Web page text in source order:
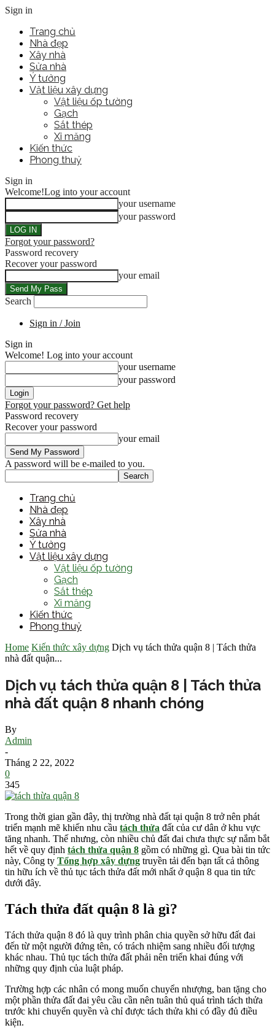
Sign in
Trang chủ
Nhà đẹp
Xây nhà
Sửa nhà
Ý tưởng
Vật liệu xây dựng
Vật liệu ốp tường
Gạch
Sắt thép
Xi măng
Kiến thức
Phong thuỷ
Sign in
Welcome!Log into your account
your username
your password
Forgot your password?
Password recovery
Recover your password
your email
Search
Sign in / Join
Sign in
Welcome! Log into your account
your username
your password
Forgot your password? Get help
Password recovery
Recover your password
your email
A password will be e-mailed to you.
Trang chủ
Nhà đẹp
Xây nhà
Sửa nhà
Ý tưởng
Vật liệu xây dựng
Vật liệu ốp tường
Gạch
Sắt thép
Xi măng
Kiến thức
Phong thuỷ
Home Kiến thức xây dựng Dịch vụ tách thửa quận 8 | Tách thửa
nhà đất quận...
Dịch vụ tách thửa quận 8 | Tách thửa
nhà đất quận 8 nhanh chóng
By
Admin
-
Tháng 2 22, 2022
0
345
Trong thời gian gần đây, thị trường nhà đất tại quận 8 trở nên phát
triển mạnh mẽ khiến nhu cầu tách thửa đất của cư dân ở khu vực
tăng nhanh. Thế nhưng, còn nhiều chủ đất đai chưa thực sự nắm bắt
hết về quy định tách thửa quận 8 gồm có những gì. Qua bài tin tức
này, Công ty Tổng hợp xây dựng truyền tải đến bạn tất cả thông
tin hữu ích về thủ tục tách thửa đất mới nhất ở quận 8 qua tin tức
dưới đây.
Tách thửa đất quận 8 là gì?
Tách thửa quận 8 đó là quy trình phân chia quyền sở hữu đất đai
đến từ một người đứng tên, có trách nhiệm sang nhiều đối tượng
khác nhau. Thủ tục tách thửa đất phải nên triển khai đúng với
những quy định của luật pháp.
Trường hợp các nhân có mong muốn chuyển nhượng, ban tặng cho
một phần thửa đất đai yêu cầu cần nên tuân thủ quá trình tách thửa
trước khi chuyển quyền và chỉ được tách thửa khi có đầy đủ điều
kiện.